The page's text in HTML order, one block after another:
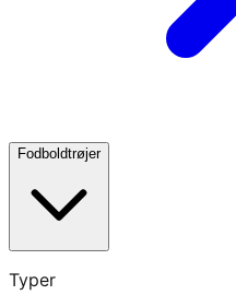
Fodboldtrøjer
Typer